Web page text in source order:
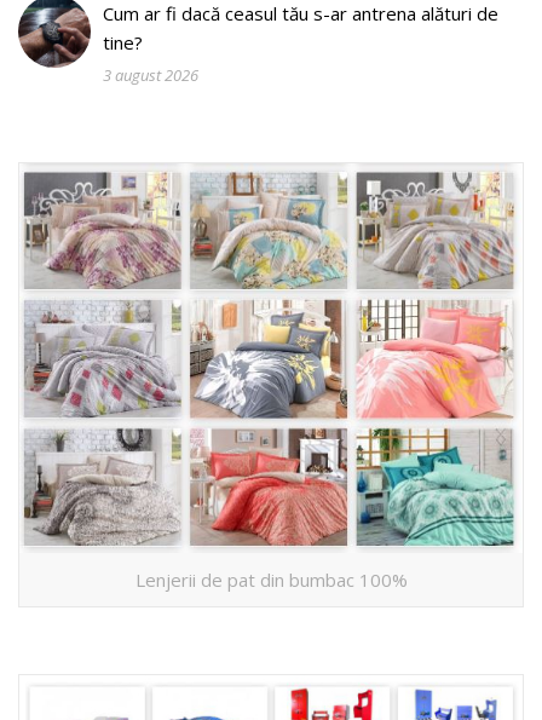
Cum ar fi dacă ceasul tău s-ar antrena alături de
tine?
3 august 2026
Lenjerii de pat din bumbac 100%